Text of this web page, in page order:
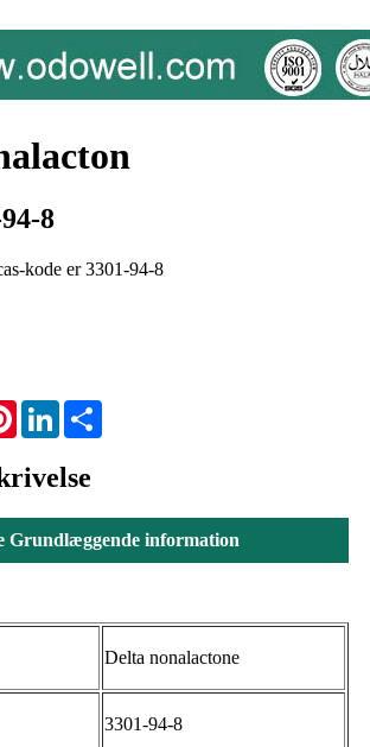
8
kode er 3301-94-8
PinterestLinkedIn
Grundlæggende information
Delta nonalactone
3301-94-8